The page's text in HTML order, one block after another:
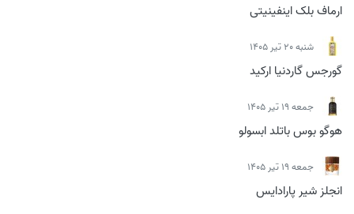
ارماف بلک اینفینیتی
شنبه 20 تیر 1405
گورجس گاردنیا ارکید
جمعه 19 تیر 1405
هوگو بوس باتلد ابسولو
جمعه 19 تیر 1405
انجلز شیر پارادایس